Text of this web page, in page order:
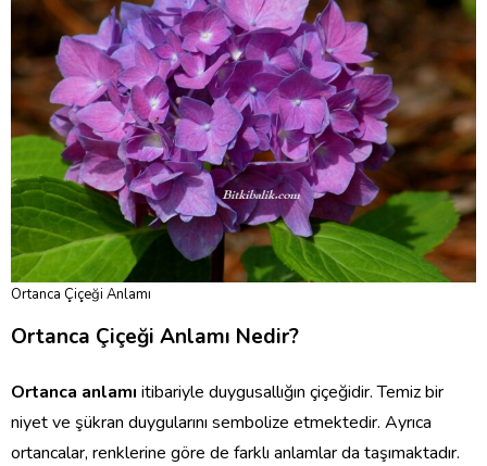
Ortanca Çiçeği Anlamı
Ortanca Çiçeği Anlamı Nedir?
Ortanca anlamı itibariyle duygusallığın çiçeğidir. Temiz bir
niyet ve şükran duygularını sembolize etmektedir. Ayrıca
ortancalar, renklerine göre de farklı anlamlar da taşımaktadır.